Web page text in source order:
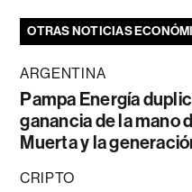
OTRAS NOTICIAS
ARGENTINA
Pampa Energía
ganancia de la mano
Muerta y la
CRIPTO